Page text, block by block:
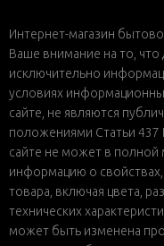
Интернет-магазин
Ваше внимание на то, что
исключительно
условиях
сайте, не являются
положениями Статьи 437
сайте не может в полной
информацию о свойствах,
товара, включая цвета,
технических
может быть изменена